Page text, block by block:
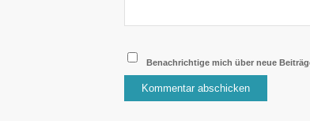
Benachrichtige mich über neue